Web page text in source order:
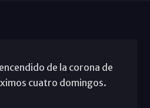
de la corona de
cuatro domingos.